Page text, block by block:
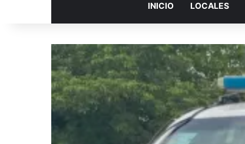
INICIO LOCALES